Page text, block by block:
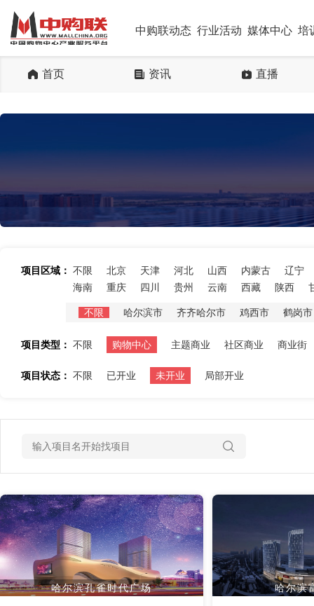
中购联动态 行业活动 媒体中心 培
首页 资讯 直播
项目区域： 不限 北京 天津 河北 山西 内蒙古
辽宁
海南
重庆 四川 贵州 云南 西藏 陕西
不限 哈尔滨市 齐齐哈尔市 鸡西市 鹤岗市
项目类型： 不限 购物中心 主题商业 社区商业 商业街
项目状态： 不限 已开业 未开业 局部开业
哈尔滨孔雀时代广场 哈尔滨